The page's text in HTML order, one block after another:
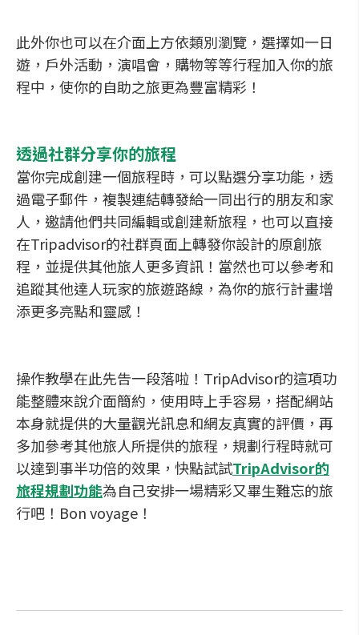
此外你也可以在介面上方依類別瀏覽，選擇如一日
遊，戶外活動，演唱會，購物等等行程加入你的旅
程中，使你的自助之旅更為豐富精彩！
透過社群分享你的旅程
當你完成創建一個旅程時，可以點選分享功能，透
過電子郵件，複製連結轉發給一同出行的朋友和家
人，邀請他們共同編輯或創建新旅程，也可以直接
在Tripadvisor的社群頁面上轉發你設計的原創旅
程，並提供其他旅人更多資訊！當然也可以參考和
追蹤其他達人玩家的旅遊路線，為你的旅行計畫增
添更多亮點和靈感！
操作教學在此先告一段落啦！TripAdvisor的這項功
能整體來說介面簡約，使用時上手容易，搭配網站
本身就提供的大量觀光訊息和網友真實的評價，再
多加參考其他旅人所提供的旅程，規劃行程時就可
以達到事半功倍的效果，快點試試TripAdvisor的
旅程規劃功能為自己安排一場精彩又畢生難忘的旅
行吧！Bon voyage！